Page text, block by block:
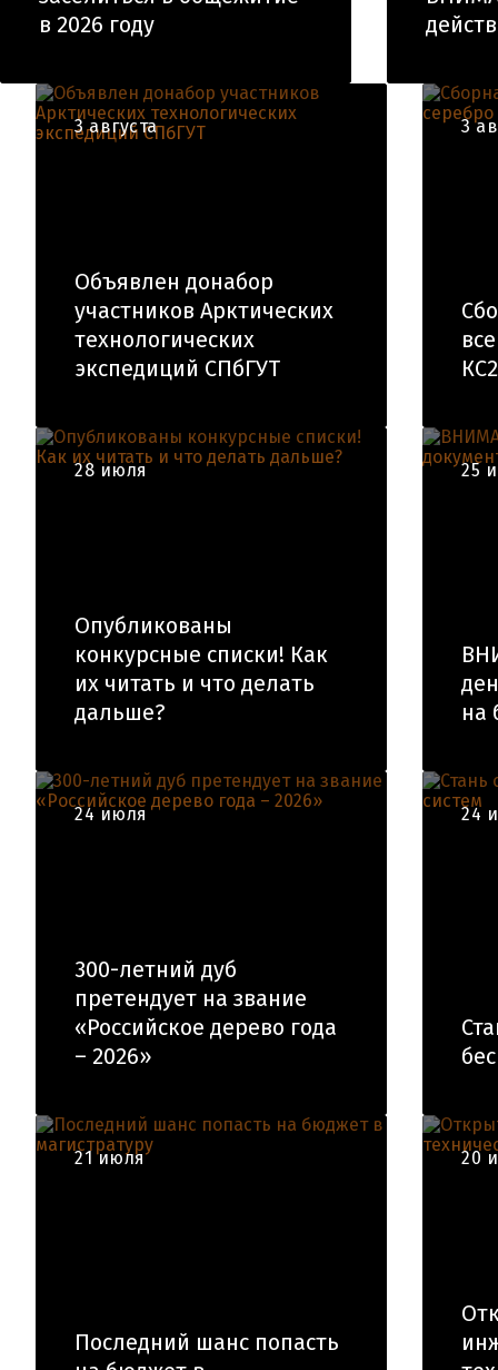
в 2026 году
3 августа
Объявлен донабор
участников Арктических
технологических
экспедиций СПбГУТ
3
КС2
28 июля
Опубликованы
конкурсные списки! Как
их читать и что делать
дальше?
25
на
24 июля
300-летний дуб
претендует на звание
«Российское дерево года
– 2026»
24
21 июля
Последний шанс попасть
20